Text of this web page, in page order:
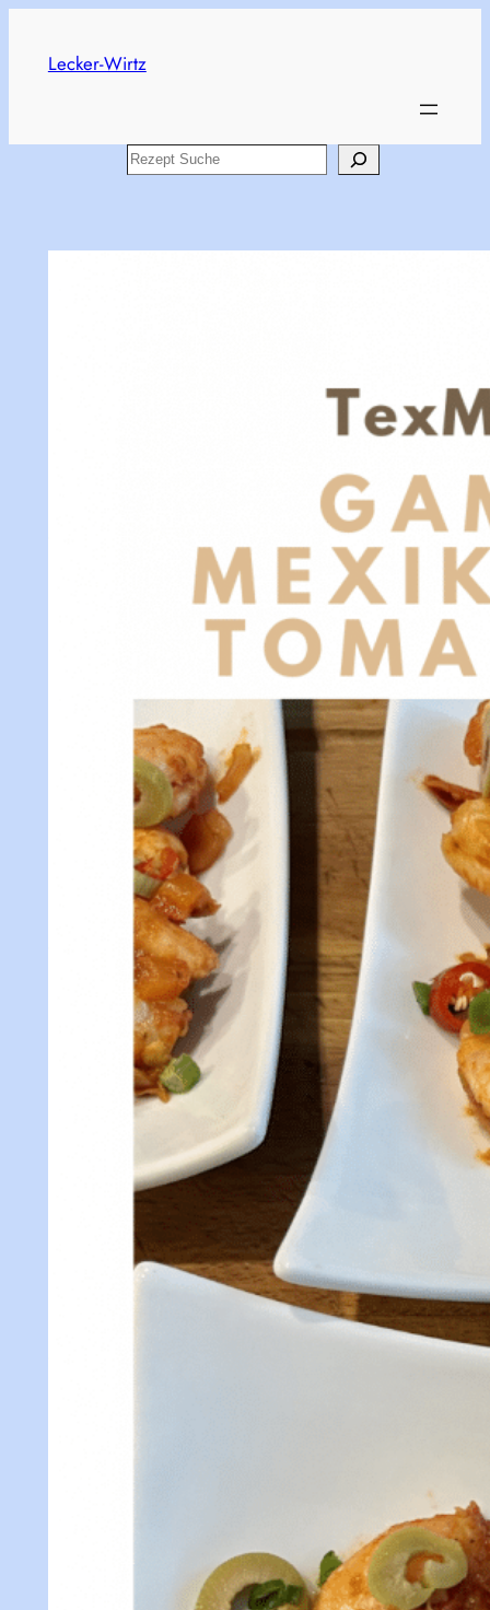
content
Lecker-Wirtz